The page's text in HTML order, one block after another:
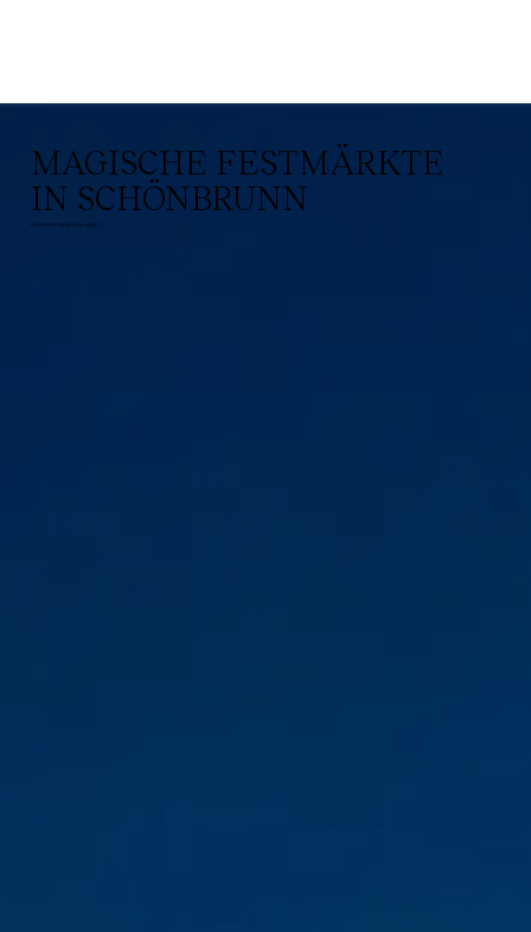
MAGISCHE FESTMÄRKTE
IN SCHÖNBRUNN
PRÄSENTIERT VON IMPERIAL MARKETS